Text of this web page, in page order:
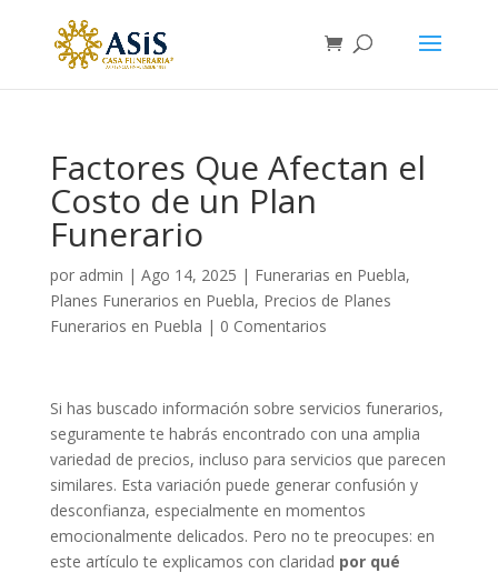
Factores Que Afectan el
Costo de un Plan
Funerario
por admin | Ago 14, 2025 | Funerarias en Puebla,
Planes Funerarios en Puebla, Precios de Planes
Funerarios en Puebla | 0 Comentarios
Si has buscado información sobre servicios funerarios,
seguramente te habrás encontrado con una amplia
variedad de precios, incluso para servicios que parecen
similares. Esta variación puede generar confusión y
desconfianza, especialmente en momentos
emocionalmente delicados. Pero no te preocupes: en
este artículo te explicamos con claridad por qué